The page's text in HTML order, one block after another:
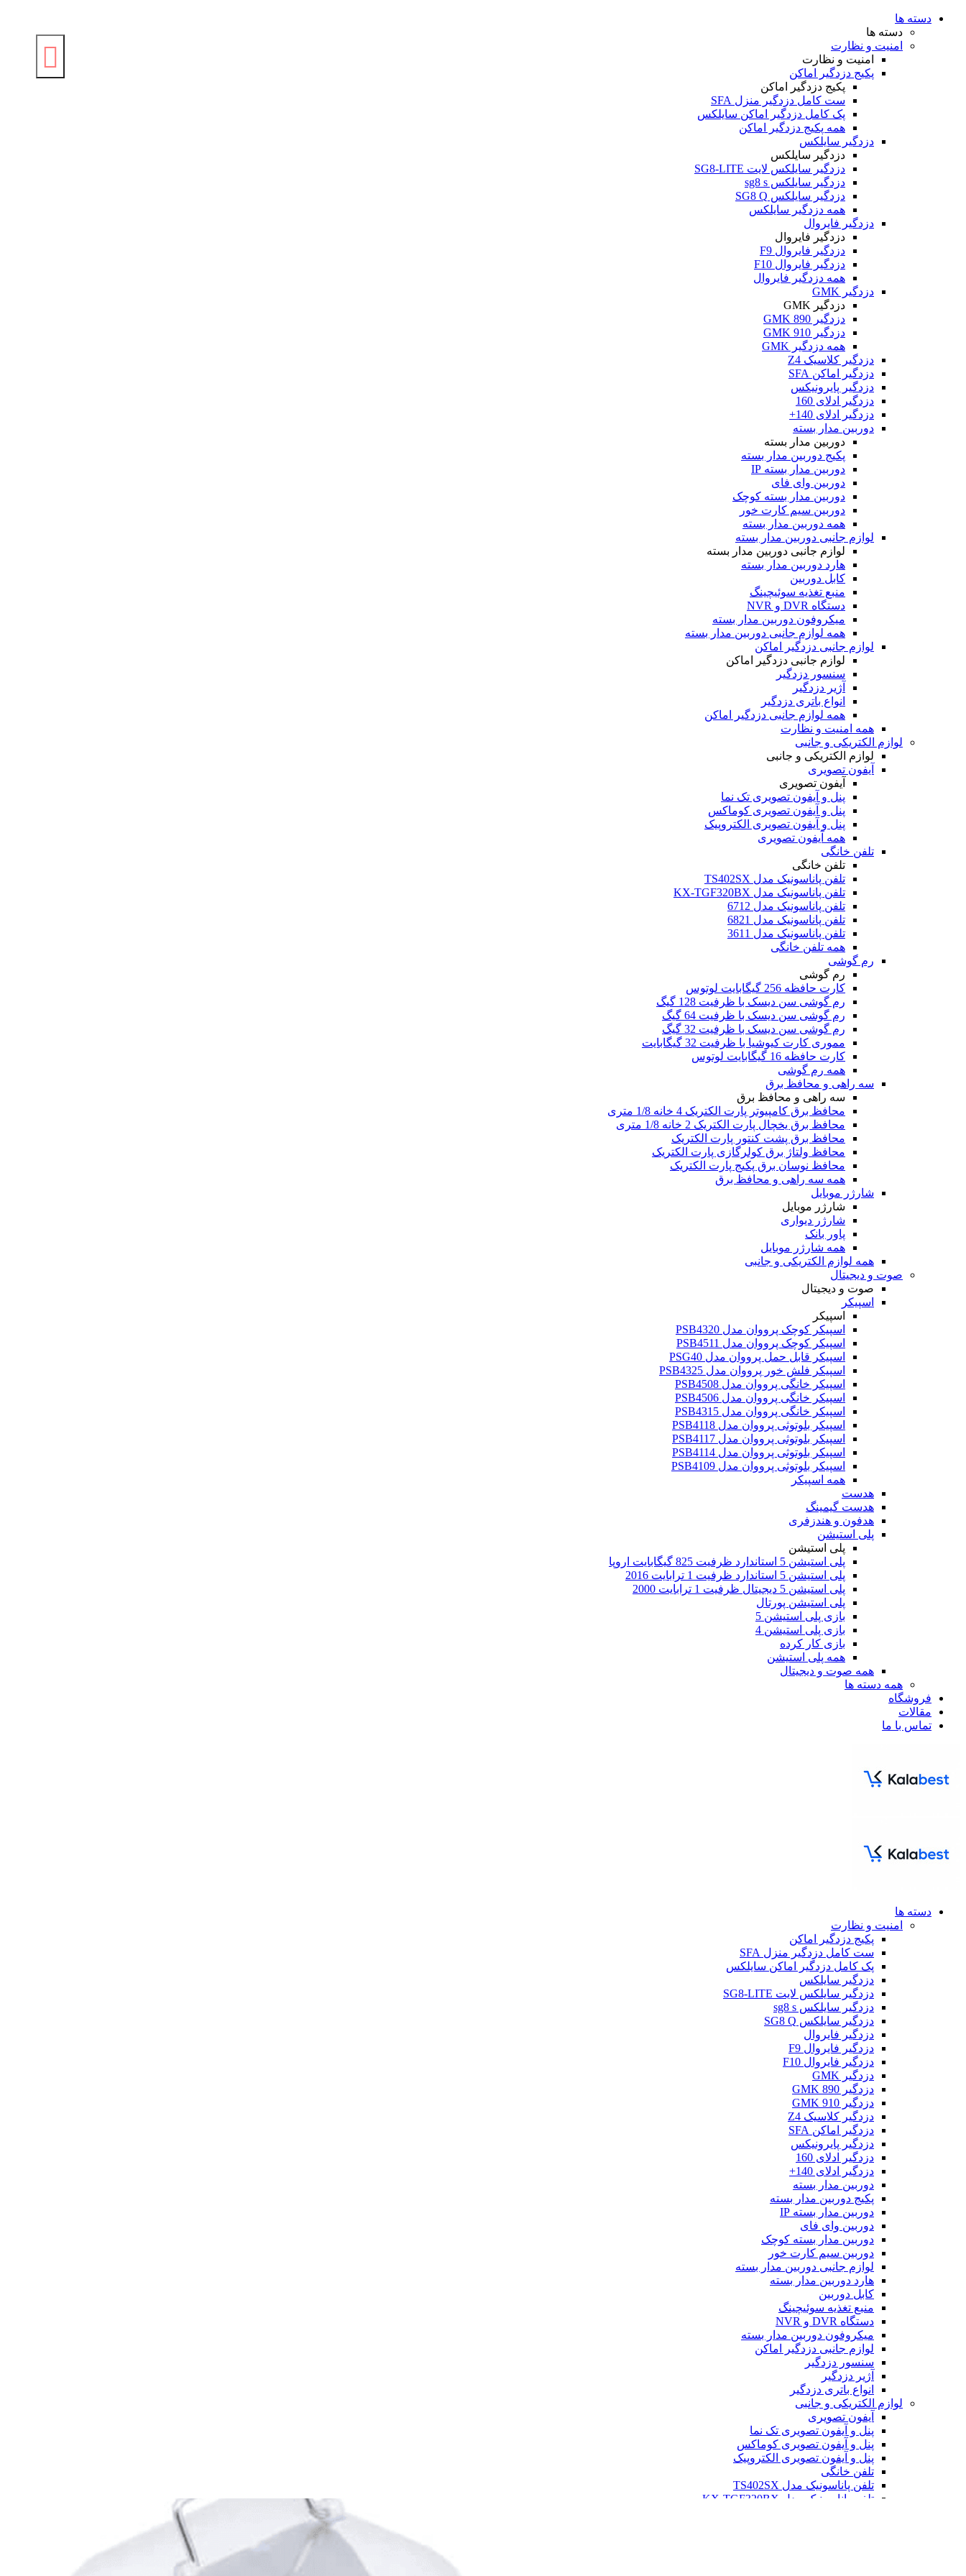
دسته ها
دسته ها
امنیت و نظارت
امنیت و نظارت
پکیج دزدگیر اماکن
پکیج دزدگیر اماکن
ست کامل دزدگیر منزل SFA
پک کامل دزدگیر اماکن سایلکس
همه پکیج دزدگیر اماکن
دزدگیر سایلکس
دزدگیر سایلکس
دزدگیر سایلکس لایت SG8-LITE
دزدگیر سایلکس sg8 s
دزدگیر سایلکس SG8 Q
همه دزدگیر سایلکس
دزدگیر فایروال
دزدگیر فایروال
دزدگیر فایروال F9
دزدگیر فایروال F10
همه دزدگیر فایروال
دزدگیر GMK
دزدگیر GMK
دزدگیر GMK 890
دزدگیر GMK 910
همه دزدگیر GMK
دزدگیر کلاسیک Z4
دزدگیر اماکن SFA
دزدگیر پایرونیکس
دزدگیر ادلای 160
دزدگیر ادلای 140+
دوربین مدار بسته
دوربین مدار بسته
پکیج دوربین مدار بسته
دوربین مدار بسته IP
دوربین وای فای
دوربین مدار بسته کوچک
دوربین سیم کارت خور
همه دوربین مدار بسته
لوازم جانبی دوربین مدار بسته
لوازم جانبی دوربین مدار بسته
هارد دوربین مدار بسته
کابل دوربین
منبع تغذیه سوئیچینگ
دستگاه DVR و NVR
میکروفون دوربین مدار بسته
همه لوازم جانبی دوربین مدار بسته
لوازم جانبی دزدگیر اماکن
لوازم جانبی دزدگیر اماکن
سنسور دزدگیر
آژیر دزدگیر
انواع باتری دزدگیر
همه لوازم جانبی دزدگیر اماکن
همه امنیت و نظارت
لوازم الکتریکی و جانبی
لوازم الکتریکی و جانبی
آیفون تصویری
آیفون تصویری
پنل و آیفون تصویری تک نما
پنل و آیفون تصویری کوماکس
پنل و آیفون تصویری الکتروپیک
همه آیفون تصویری
تلفن خانگی
تلفن خانگی
تلفن پاناسونیک مدل TS402SX
تلفن پاناسونیک مدل KX-TGF320BX
تلفن پاناسونیک مدل 6712
تلفن پاناسونیک مدل 6821
تلفن پاناسونیک مدل 3611
همه تلفن خانگی
رم گوشی
رم گوشی
کارت حافظه 256 گیگابایت لوتوس
رم گوشی سن دیسک با ظرفیت 128 گیگ
رم گوشی سن دیسک با ظرفیت 64 گیگ
رم گوشی سن دیسک با ظرفیت 32 گیگ
مموری کارت کیوشیا با ظرفیت 32 گیگابایت
کارت حافظه 16 گیگابایت لوتوس
همه رم گوشی
سه راهی و محافظ برق
سه راهی و محافظ برق
محافظ برق کامپیوتر پارت الکتریک 4 خانه 1/8 متری
محافظ برق یخچال پارت الکتریک 2 خانه 1/8 متری
محافظ برق پشت کنتور پارت الکتریک
محافظ ولتاژ برق کولرگازی پارت الکتریک
محافظ نوسان برق پکیج پارت الکتریک
همه سه راهی و محافظ برق
شارژر موبایل
شارژر موبایل
شارژر دیواری
پاور بانک
همه شارژر موبایل
همه لوازم الکتریکی و جانبی
صوت و دیجیتال
صوت و دیجیتال
اسپیکر
اسپیکر
اسپیکر کوچک پرووان مدل PSB4320
اسپیکر کوچک پرووان مدل PSB4511
اسپیکر قابل حمل پرووان مدل PSG40
اسپیکر فلش خور پرووان مدل PSB4325
اسپیکر خانگی پرووان مدل PSB4508
اسپیکر خانگی پرووان مدل PSB4506
اسپیکر خانگی پرووان مدل PSB4315
اسپیکر بلوتوثی پرووان مدل PSB4118
اسپیکر بلوتوثی پرووان مدل PSB4117
اسپیکر بلوتوثی پرووان مدل PSB4114
اسپیکر بلوتوثی پرووان مدل PSB4109
همه اسپیکر
هدست
هدست گیمینگ
هدفون و هندزفری
پلی استیشن
پلی استیشن
پلی استیشن 5 استاندارد ظرفیت 825 گیگابایت اروپا
پلی استیشن 5 استاندارد ظرفیت 1 ترابایت 2016
پلی استیشن 5 دیجیتال ظرفیت 1 ترابایت 2000
پلی استیشن پورتال
بازی پلی استیشن 5
بازی پلی استیشن 4
بازی کار کرده
همه پلی استیشن
همه صوت و دیجیتال
همه دسته ها
فروشگاه
مقالات
تماس با ما
دسته ها
امنیت و نظارت
پکیج دزدگیر اماکن
ست کامل دزدگیر منزل SFA
پک کامل دزدگیر اماکن سایلکس
دزدگیر سایلکس
دزدگیر سایلکس لایت SG8-LITE
دزدگیر سایلکس sg8 s
دزدگیر سایلکس SG8 Q
دزدگیر فایروال
دزدگیر فایروال F9
دزدگیر فایروال F10
دزدگیر GMK
دزدگیر GMK 890
دزدگیر GMK 910
دزدگیر کلاسیک Z4
دزدگیر اماکن SFA
دزدگیر پایرونیکس
دزدگیر ادلای 160
دزدگیر ادلای 140+
دوربین مدار بسته
پکیج دوربین مدار بسته
دوربین مدار بسته IP
دوربین وای فای
دوربین مدار بسته کوچک
دوربین سیم کارت خور
لوازم جانبی دوربین مدار بسته
هارد دوربین مدار بسته
کابل دوربین
منبع تغذیه سوئیچینگ
دستگاه DVR و NVR
میکروفون دوربین مدار بسته
لوازم جانبی دزدگیر اماکن
سنسور دزدگیر
آژیر دزدگیر
انواع باتری دزدگیر
لوازم الکتریکی و جانبی
آیفون تصویری
پنل و آیفون تصویری تک نما
پنل و آیفون تصویری کوماکس
پنل و آیفون تصویری الکتروپیک
تلفن خانگی
تلفن پاناسونیک مدل TS402SX
تلفن پاناسونیک مدل KX-TGF320BX